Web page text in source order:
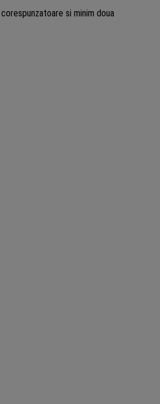
si minim doua